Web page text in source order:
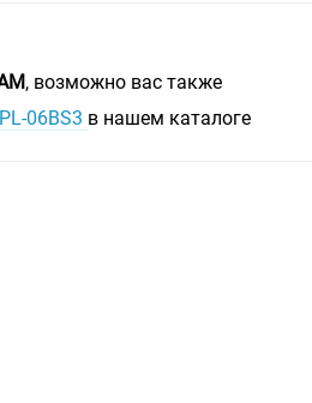
, возможно вас также
06BS3 в нашем каталоге